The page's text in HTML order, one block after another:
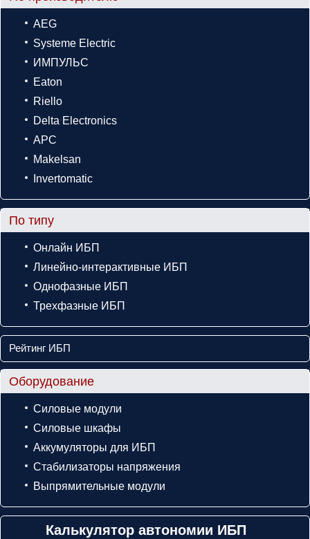
AEG
Systeme Electric
ИМПУЛЬС
Eaton
Riello
Delta Electronics
APC
Makelsan
Invertomatic
По типу
Онлайн ИБП
Линейно-интерактивные ИБП
Однофазные ИБП
Трехфазные ИБП
Рейтинг ИБП
Оборудование
Силовые модули
Силовые шкафы
Аккумуляторы для ИБП
Стабилизаторы напряжения
Выпрямительные модули
Калькулятор автономии ИБП